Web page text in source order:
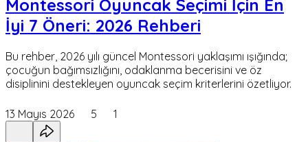
Montessori Oyuncak Seçimi İçin En
İyi 7 Öneri: 2026 Rehberi
Bu rehber, 2026 yılı güncel Montessori yaklaşımı ışığında;
çocuğun bağımsızlığını, odaklanma becerisini ve öz
disiplinini destekleyen oyuncak seçim kriterlerini özetliyor.
13 Mayıs 2026 5 1